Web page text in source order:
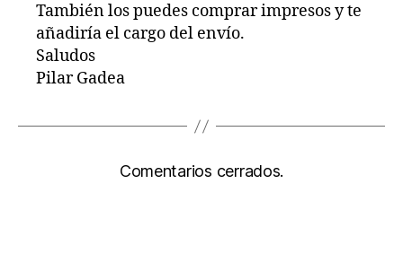
También los puedes comprar impresos y te
añadiría el cargo del envío.
Saludos
Pilar Gadea
Comentarios cerrados.